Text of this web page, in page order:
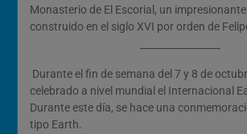
Monasterio de El Escorial, un
construido en el siglo XVI por orden de
Durante el fin de semana del 7 y 8 de
celebrado a nivel mundial el Internacional
Durante este día, se hace una
tipo Earth.